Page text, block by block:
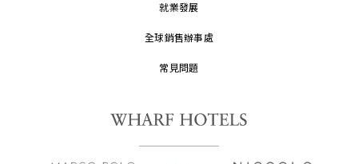
就業發展
全球銷售辦事處
常見問題